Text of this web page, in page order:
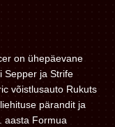
on ühepäevane
Sepper ja Strife
võistlusauto Rukuts
pärandit ja
aasta Formua